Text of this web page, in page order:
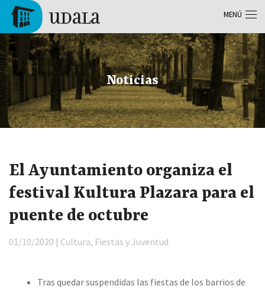
Pasar al contenido principal
Tolosa
Noticias
El Ayuntamiento organiza el
festival Kultura Plazara para el
puente de octubre
01/10/2020 | Cultura, Fiestas y Juventud
Tras quedar suspendidas las fiestas de los barrios de
MENÚ